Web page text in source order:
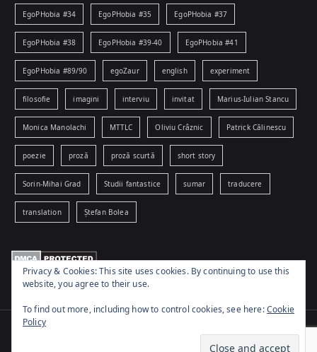
EgoPHobia #34 EgoPHobia #35 EgoPHobia #37
EgoPHobia #38 EgoPHobia #39-40 EgoPHobia #41
EgoPHobia #89/90 egoZaur english experiment
filosofie imagini interviu invitat Marius-Iulian Stancu
Monica Manolachi MTTLC Oliviu Crâznic Patrick Călinescu
poezie proză proză scurtă short story
Sorin-Mihai Grad Studii fantastice sumar traducere
translation Ștefan Bolea
. Powered byZakraand
Privacy & Cookies: This site uses cookies. By continuing to use this
website, you agree to their use.
To find out more, including how to control cookies, see here:Cookie
Policy